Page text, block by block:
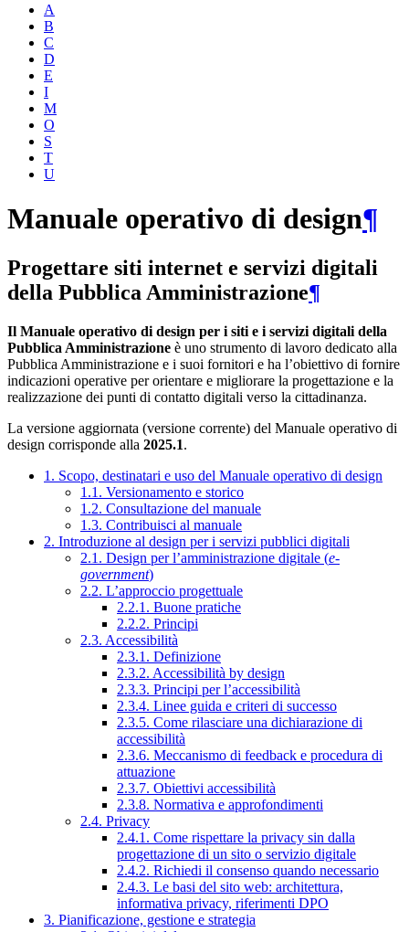
A
B
C
D
E
I
M
O
S
T
U
Manuale operativo di design¶
Progettare siti internet e servizi digitali
della Pubblica Amministrazione¶
Il Manuale operativo di design per i siti e i servizi digitali della
Pubblica Amministrazione è uno strumento di lavoro dedicato alla
Pubblica Amministrazione e i suoi fornitori e ha l’obiettivo di fornire
indicazioni operative per orientare e migliorare la progettazione e la
realizzazione dei punti di contatto digitali verso la cittadinanza.
La versione aggiornata (versione corrente) del Manuale operativo di
design corrisponde alla 2025.1.
1. Scopo, destinatari e uso del Manuale operativo di design
1.1. Versionamento e storico
1.2. Consultazione del manuale
1.3. Contribuisci al manuale
2. Introduzione al design per i servizi pubblici digitali
2.1. Design per l’amministrazione digitale (e-
government)
2.2. L’approccio progettuale
2.2.1. Buone pratiche
2.2.2. Principi
2.3. Accessibilità
2.3.1. Definizione
2.3.2. Accessibilità by design
2.3.3. Principi per l’accessibilità
2.3.4. Linee guida e criteri di successo
2.3.5. Come rilasciare una dichiarazione di
accessibilità
2.3.6. Meccanismo di feedback e procedura di
attuazione
2.3.7. Obiettivi accessibilità
2.3.8. Normativa e approfondimenti
2.4. Privacy
2.4.1. Come rispettare la privacy sin dalla
progettazione di un sito o servizio digitale
2.4.2. Richiedi il consenso quando necessario
2.4.3. Le basi del sito web: architettura,
informativa privacy, riferimenti DPO
3. Pianificazione, gestione e strategia